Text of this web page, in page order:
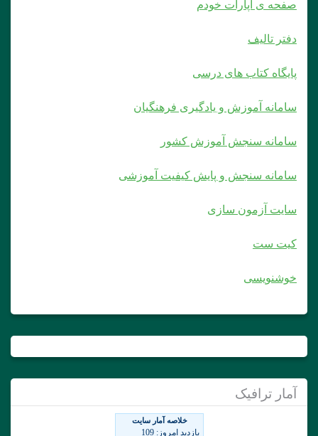
صفحه ی آپارات خودم
دفتر تالیف
پایگاه کتاب های درسی
سامانه آموزش و یادگیری فرهنگیان
سامانه سنجش آموزش کشور
سامانه سنجش و پایش کیفیت آموزشی
سایت آزمون سازی
کیت ست
خوشنویسی
آمار ترافیک